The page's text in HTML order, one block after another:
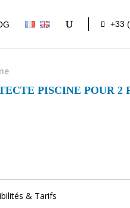
+33
PISCINE POUR 2
& Tarifs